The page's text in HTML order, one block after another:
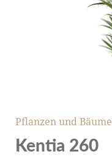
Pflanzen und Bäume
Kentia 260